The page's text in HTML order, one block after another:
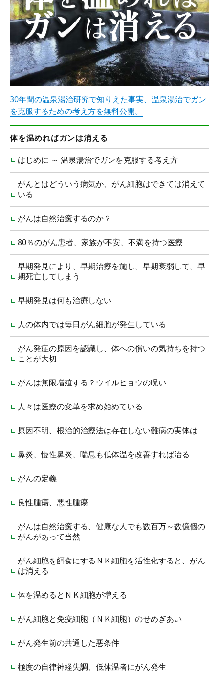
30年間の温泉湯治研究で知りえた事実、温泉湯治でガン
を克服するための考え方を無料公開。
体を温めればガンは消える
はじめに ～ 温泉湯治でガンを克服する考え方
がんとはどういう病気か、がん細胞はできては消えて
いる
がんは自然治癒するのか？
80％のがん患者、家族が不安、不満を持つ医療
早期発見により、早期治療を施し、早期衰弱して、早
期死亡してしまう
早期発見は何も治療しない
人の体内では毎日がん細胞が発生している
がん発症の原因を認識し、体への償いの気持ちを持つ
ことが大切
がんは無限増殖する？ウイルヒョウの呪い
人々は医療の変革を求め始めている
原因不明、根治的治療法は存在しない難病の実体は
鼻炎、慢性鼻炎、喘息も低体温を改善すれば治る
がんの定義
良性腫瘍、悪性腫瘍
がんは自然治癒する、健康な人でも数百万～数億個の
がんがあって当然
がん細胞を餌食にするＮＫ細胞を活性化すると、がん
は消える
体を温めるとＮＫ細胞が増える
がん細胞と免疫細胞（ＮＫ細胞）のせめぎあい
がん発生前の共通した悪条件
極度の自律神経失調、低体温者にがん発生